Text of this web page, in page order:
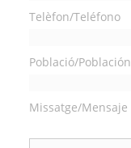
Telèfon/Teléfono
Població/Población
Missatge/Mensaje